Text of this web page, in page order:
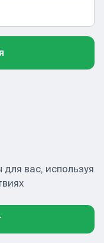
вас, используя